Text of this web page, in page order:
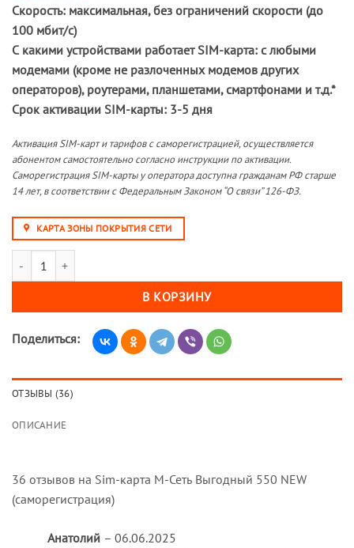
Скорость: максимальная, без ограничений скорости (до
100 мбит/с)
С какими устройствами работает SIM-карта: слюбыми
модемами (кроме не разлоченных модемов других
операторов), роутерами, планшетами, смартфонами и т.д.*
Срок активации SIM-карты: 3-5 дня
Активация SIM-карт и тарифов с саморегистрацией, осуществляется
абонентом самостоятельно согласно инструкции по активации.
Саморегистрация SIM-карты у оператора доступна гражданам РФ старше
14 лет, в соответствии с Федеральным Законом “О связи” 126-ФЗ.
КАРТА ЗОНЫ ПОКРЫТИЯ СЕТИ
Количество товара Sim-карта М-Сеть Выгодный 550 NEW
В КОРЗИНУ
Поделиться:
ОТЗЫВЫ (36)
ОПИСАНИЕ
36 отзывов на Sim-карта М-Сеть Выгодный 550 NEW
(саморегистрация)
Анатолий – 06.06.2025